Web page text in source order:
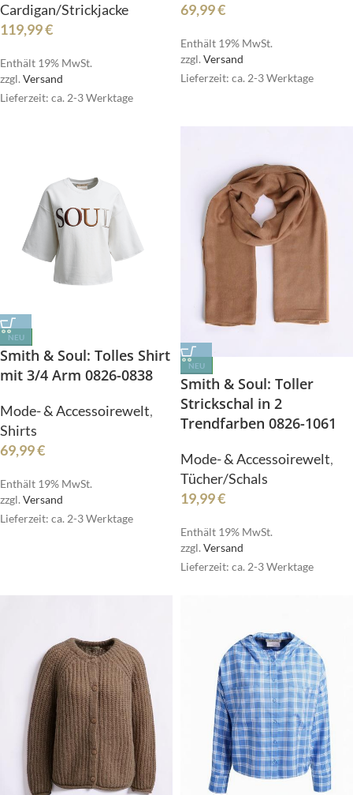
Cardigan/Strickjacke
119,99€
Enthält 19% MwSt.
zzgl. Versand
Lieferzeit: ca. 2-3 Werktage
69,99€
Enthält 19% MwSt.
zzgl. Versand
Lieferzeit: ca. 2-3 Werktage
NEU
Smith & Soul: Tolles Shirt
mit 3/4 Arm 0826-0838
Mode- & Accessoirewelt,
Shirts
69,99€
Enthält 19% MwSt.
zzgl. Versand
Lieferzeit: ca. 2-3 Werktage
NEU
Smith & Soul: Toller
Strickschal in 2
Trendfarben 0826-1061
Mode- & Accessoirewelt,
Tücher/Schals
19,99€
Enthält 19% MwSt.
zzgl. Versand
Lieferzeit: ca. 2-3 Werktage